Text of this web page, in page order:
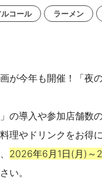
ルコール
ラーメン
が今年も開催！
「夜
の導入や参加店舗数
理やドリンクをお得
2026年6月1日(月)～
い。